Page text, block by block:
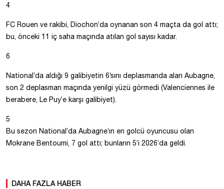
4
FC Rouen ve rakibi, Diochon’da oynanan son 4 maçta da gol attı;
bu, önceki 11 iç saha maçında atılan gol sayısı kadar.
6
National’da aldığı 9 galibiyetin 6’sını deplasmanda alan Aubagne,
son 2 deplasman maçında yenilgi yüzü görmedi (Valenciennes ile
berabere, Le Puy’e karşı galibiyet).
5
Bu sezon National’da Aubagne’ın en golcü oyuncusu olan
Mokrane Bentoumi, 7 gol attı; bunların 5’i 2026’da geldi.
DAHA FAZLA HABER